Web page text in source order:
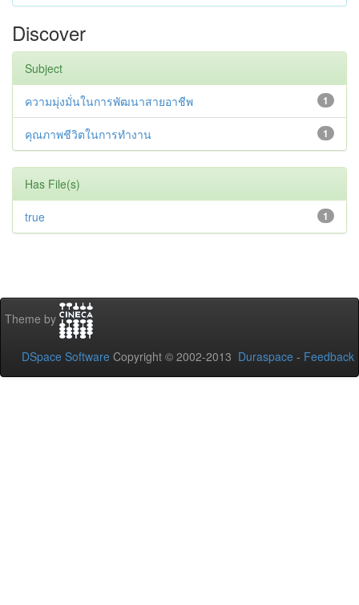
Discover
Subject
1
ความมุ่งมั่นในการพัฒนาสายอาชีพ
1
คุณภาพชีวิตในการทำงาน
Has File(s)
1
true
Theme by
DSpace Software Copyright © 2002-2013 Duraspace - Feedback